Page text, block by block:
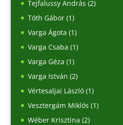
Tejfalussy András (2)
Tóth Gábor(1)
Varga Ágota (1)
Varga Csaba (1)
Varga Géza (1)
Varga István (2)
Vértesaljai László(1)
Vesztergám Miklós (1)
Wéber Krisztina (2)